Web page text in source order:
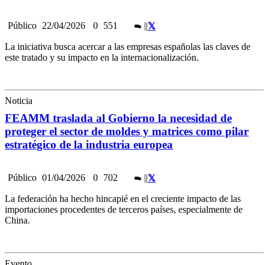
Público 22/04/2026 0 551 ||
La iniciativa busca acercar a las empresas españolas las claves de
este tratado y su impacto en la internacionalización.
Noticia
FEAMM traslada al Gobierno la necesidad de
proteger el sector de moldes y matrices como pilar
estratégico de la industria europea
Público 01/04/2026 0 702 ||
La federación ha hecho hincapié en el creciente impacto de las
importaciones procedentes de terceros países, especialmente de
China.